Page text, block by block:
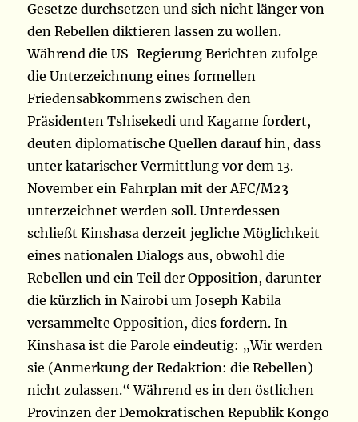
Gesetze durchsetzen und sich nicht länger von
den Rebellen diktieren lassen zu wollen.
Während die US-Regierung Berichten zufolge
die Unterzeichnung eines formellen
Friedensabkommens zwischen den
Präsidenten Tshisekedi und Kagame fordert,
deuten diplomatische Quellen darauf hin, dass
unter katarischer Vermittlung vor dem 13.
November ein Fahrplan mit der AFC/M23
unterzeichnet werden soll. Unterdessen
schließt Kinshasa derzeit jegliche Möglichkeit
eines nationalen Dialogs aus, obwohl die
Rebellen und ein Teil der Opposition, darunter
die kürzlich in Nairobi um Joseph Kabila
versammelte Opposition, dies fordern. In
Kinshasa ist die Parole eindeutig: „Wir werden
sie (Anmerkung der Redaktion: die Rebellen)
nicht zulassen.“ Während es in den östlichen
Provinzen der Demokratischen Republik Kongo